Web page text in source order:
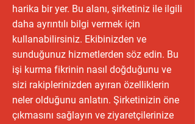
harika bir yer. Bu alanı, şirketiniz ile ilgili
daha ayrıntılı bilgi vermek için
kullanabilirsiniz. Ekibinizden ve
sunduğunuz hizmetlerden söz edin. Bu
işi kurma fikrinin nasıl doğduğunu ve
sizi rakiplerinizden ayıran özelliklerin
neler olduğunu anlatın. Şirketinizin öne
çıkmasını sağlayın ve ziyaretçilerinize